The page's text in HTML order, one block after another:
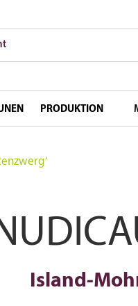
PRODUKTION
Island-